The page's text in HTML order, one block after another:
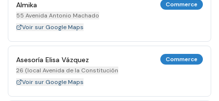
Almika
55 Avenida Antonio Machado
Commerce
Voir sur Google Maps
Asesoría Elisa Vázquez
26 (local Avenida de la Constitución
Commerce
Voir sur Google Maps